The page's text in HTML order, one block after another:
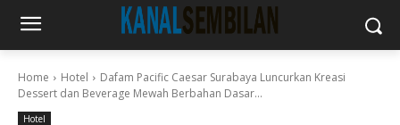
Home Hotel
Dafam Pacific Caesar Surabaya Luncurkan Kreasi
Dessert dan Beverage Mewah Berbahan Dasar...
Hotel